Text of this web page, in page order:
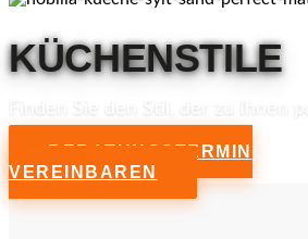
KÜCHENSTILE
BERATUNGSTERMIN
VEREINBAREN